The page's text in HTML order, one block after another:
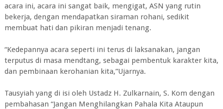
acara ini, acara ini sangat baik, mengigat, ASN yang rutin
bekerja, dengan mendapatkan siraman rohani, sedikit
membuat hati dan pikiran menjadi tenang.
“Kedepannya acara seperti ini terus di laksanakan, jangan
terputus di masa mendtang, sebagai pembentuk karakter kita,
dan pembinaan kerohanian kita,”Ujarnya.
Tausyiah yang di isi oleh Ustadz H. Zulkarnain, S. Kom dengan
pembahasan “Jangan Menghilangkan Pahala Kita Ataupun